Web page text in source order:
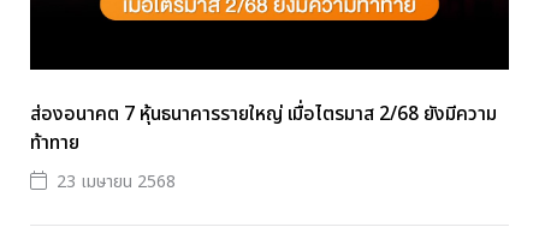
ส่องอนาคต 7 หุ้นธนาคารรายใหญ่ เมื่อไตรมาส 2/68 ยังมีความ
ท้าทาย
23 เมษายน 2568